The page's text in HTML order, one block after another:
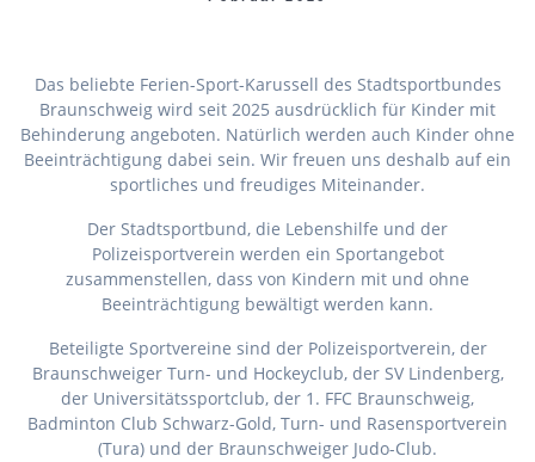
Das beliebte Ferien-Sport-Karussell des Stadtsportbundes
Braunschweig wird seit 2025 ausdrücklich für Kinder mit
Behinderung angeboten. Natürlich werden auch Kinder ohne
Beeinträchtigung dabei sein. Wir freuen uns deshalb auf ein
sportliches und freudiges Miteinander.
Der Stadtsportbund, die Lebenshilfe und der
Polizeisportverein werden ein Sportangebot
zusammenstellen, dass von Kindern mit und ohne
Beeinträchtigung bewältigt werden kann.
Beteiligte Sportvereine sind der Polizeisportverein, der
Braunschweiger Turn- und Hockeyclub, der SV Lindenberg,
der Universitätssportclub, der 1. FFC Braunschweig,
Badminton Club Schwarz-Gold, Turn- und Rasensportverein
(Tura) und der Braunschweiger Judo-Club.